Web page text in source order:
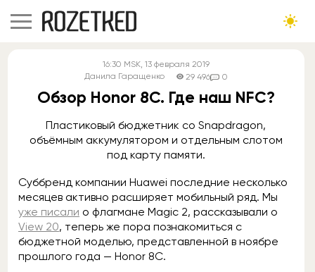
16:30 MSK, 13 февраля 2019
Данила Гаращенко
29 496 0
Обзор Honor 8C. Где наш NFC?
Пластиковый бюджетник со Snapdragon,
объёмным аккумулятором и отдельным слотом
под карту памяти.
Суббренд компании Huawei последние несколько
месяцев активно расширяет мобильный ряд. Мы
уже писали о флагмане Magic 2, рассказывали о
View 20, теперь же пора познакомиться с
бюджетной моделью, представленной в ноябре
прошлого года — Honor 8C.